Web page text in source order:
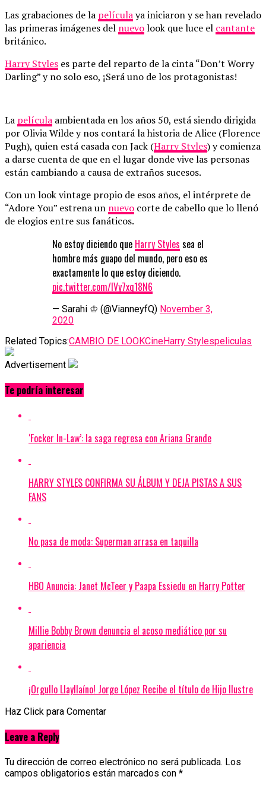
Las grabaciones de la películaya iniciaron y se han revelado
las primeras imágenes del nuevolook que luce el cantante
británico.
Harry Styles es parte del reparto de la cinta “Don’t Worry
Darling” y no solo eso, ¡Será uno de los protagonistas!
La película ambientada en los años 50, está siendo dirigida
por Olivia Wilde y nos contará la historia de Alice (Florence
Pugh), quien está casada con Jack (Harry Styles) y comienza
a darse cuenta de que en el lugar donde vive las personas
están cambiando a causa de extraños sucesos.
Con un look vintage propio de esos años, el intérprete de
“Adore You” estrena un nuevo corte de cabello que lo llenó
de elogios entre sus fanáticos.
No estoy diciendo que Harry Styles sea el
hombre más guapo del mundo, pero eso es
exactamente lo que estoy diciendo.
pic.twitter.com/IVy7xq18N6
— Sarahi ♔ (@VianneyfQ) November 3,
2020
Related Topics:CAMBIO DE LOOKCineHarry Stylespeliculas
Advertisement
Te podría interesar
‘Focker In-Law’: la saga regresa con Ariana Grande
HARRY STYLES CONFIRMA SU ÁLBUM Y DEJA PISTAS A SUS
FANS
No pasa de moda: Superman arrasa en taquilla
HBO Anuncia: Janet McTeer y Paapa Essiedu en Harry Potter
Millie Bobby Brown denuncia el acoso mediático por su
apariencia
¡Orgullo Llayllaíno! Jorge López Recibe el título de Hijo Ilustre
Haz Click para Comentar
Leave a Reply
Tu dirección de correo electrónico no será publicada. Los
campos obligatorios están marcados con *